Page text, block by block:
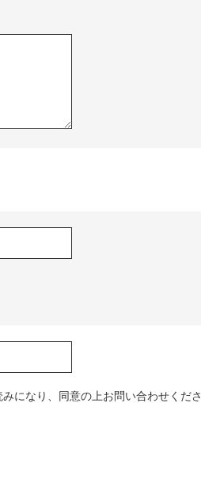
になり、同意の上お問い合わせくださ